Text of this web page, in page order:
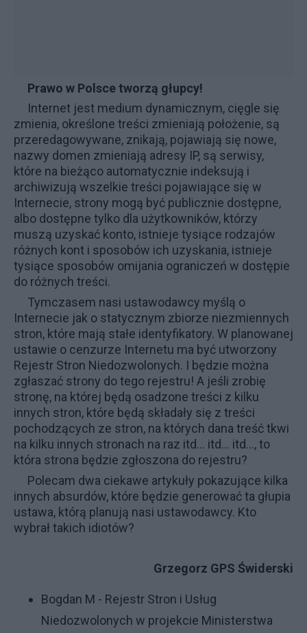
Prawo w Polsce tworzą głupcy!
Internet jest medium dynamicznym, cięgle się
zmienia, określone treści zmieniają położenie, są
przeredagowywane, znikają, pojawiają się nowe,
nazwy domen zmieniają adresy IP, są serwisy,
które na bieżąco automatycznie indeksują i
archiwizują wszelkie treści pojawiające się w
Internecie, strony mogą być publicznie dostępne,
albo dostępne tylko dla użytkowników, którzy
muszą uzyskać konto, istnieje tysiące rodzajów
różnych kont i sposobów ich uzyskania, istnieje
tysiące sposobów omijania ograniczeń w dostępie
do różnych treści.
Tymczasem nasi ustawodawcy myślą o
Internecie jak o statycznym zbiorze niezmiennych
stron, które mają stałe identyfikatory. W planowanej
ustawie o cenzurze Internetu ma być utworzony
Rejestr Stron Niedozwolonych. I będzie można
zgłaszać strony do tego rejestru! A jeśli zrobię
stronę, na której będą osadzone treści z kilku
innych stron, które będą składały się z treści
pochodzących ze stron, na których dana treść tkwi
na kilku innych stronach na raz itd… itd… itd…, to
która strona będzie zgłoszona do rejestru?
Polecam dwa ciekawe artykuły pokazujące kilka
innych absurdów, które będzie generować ta głupia
ustawa, którą planują nasi ustawodawcy. Kto
wybrał takich idiotów?
Grzegorz GPS Świderski
Bogdan M - Rejestr Stron i Usług
Niedozwolonych w projekcie Ministerstwa